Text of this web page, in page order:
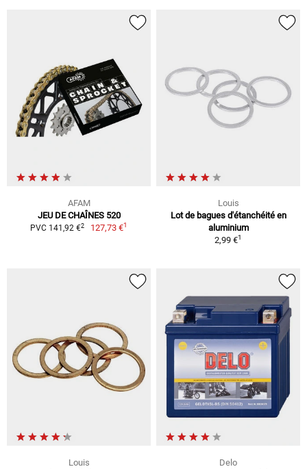
AFAM
JEU DE CHAÎNES 520
PVC 141,92 €2 127,73 €1
Louis
Lot de bagues d'étanchéité en
aluminium
2,99 €1
Louis
Delo